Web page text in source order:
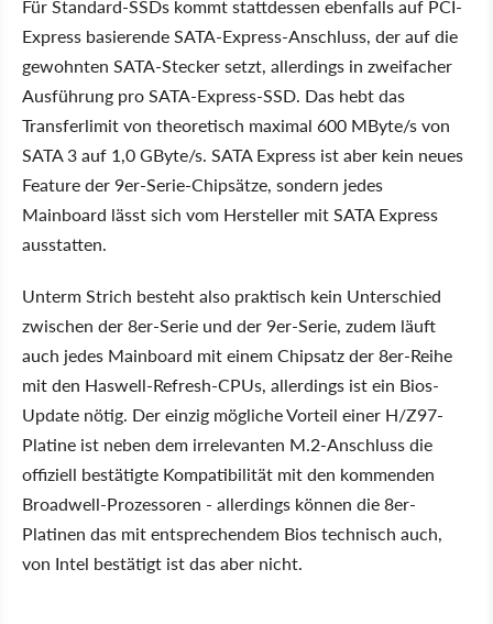
Für Standard-SSDs kommt stattdessen ebenfalls auf PCI-
Express basierende SATA-Express-Anschluss, der auf die
gewohnten SATA-Stecker setzt, allerdings in zweifacher
Ausführung pro SATA-Express-SSD. Das hebt das
Transferlimit von theoretisch maximal 600 MByte/s von
SATA 3 auf 1,0 GByte/s. SATA Express ist aber kein neues
Feature der 9er-Serie-Chipsätze, sondern jedes
Mainboard lässt sich vom Hersteller mit SATA Express
ausstatten.
Unterm Strich besteht also praktisch kein Unterschied
zwischen der 8er-Serie und der 9er-Serie, zudem läuft
auch jedes Mainboard mit einem Chipsatz der 8er-Reihe
mit den Haswell-Refresh-CPUs, allerdings ist ein Bios-
Update nötig. Der einzig mögliche Vorteil einer H/Z97-
Platine ist neben dem irrelevanten M.2-Anschluss die
offiziell bestätigte Kompatibilität mit den kommenden
Broadwell-Prozessoren - allerdings können die 8er-
Platinen das mit entsprechendem Bios technisch auch,
von Intel bestätigt ist das aber nicht.